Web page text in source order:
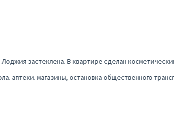
застеклена. В квартире сделан
аптеки. магазины, остановка общественного